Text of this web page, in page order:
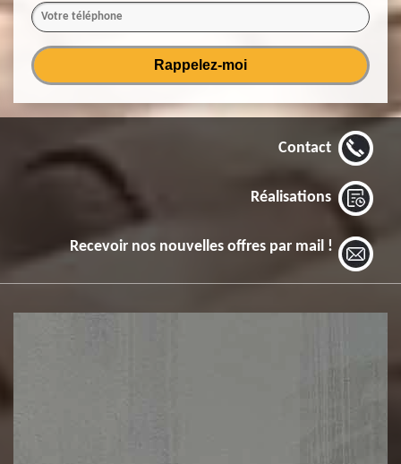
Contact
Réalisations
Recevoir nos nouvelles offres par mail !